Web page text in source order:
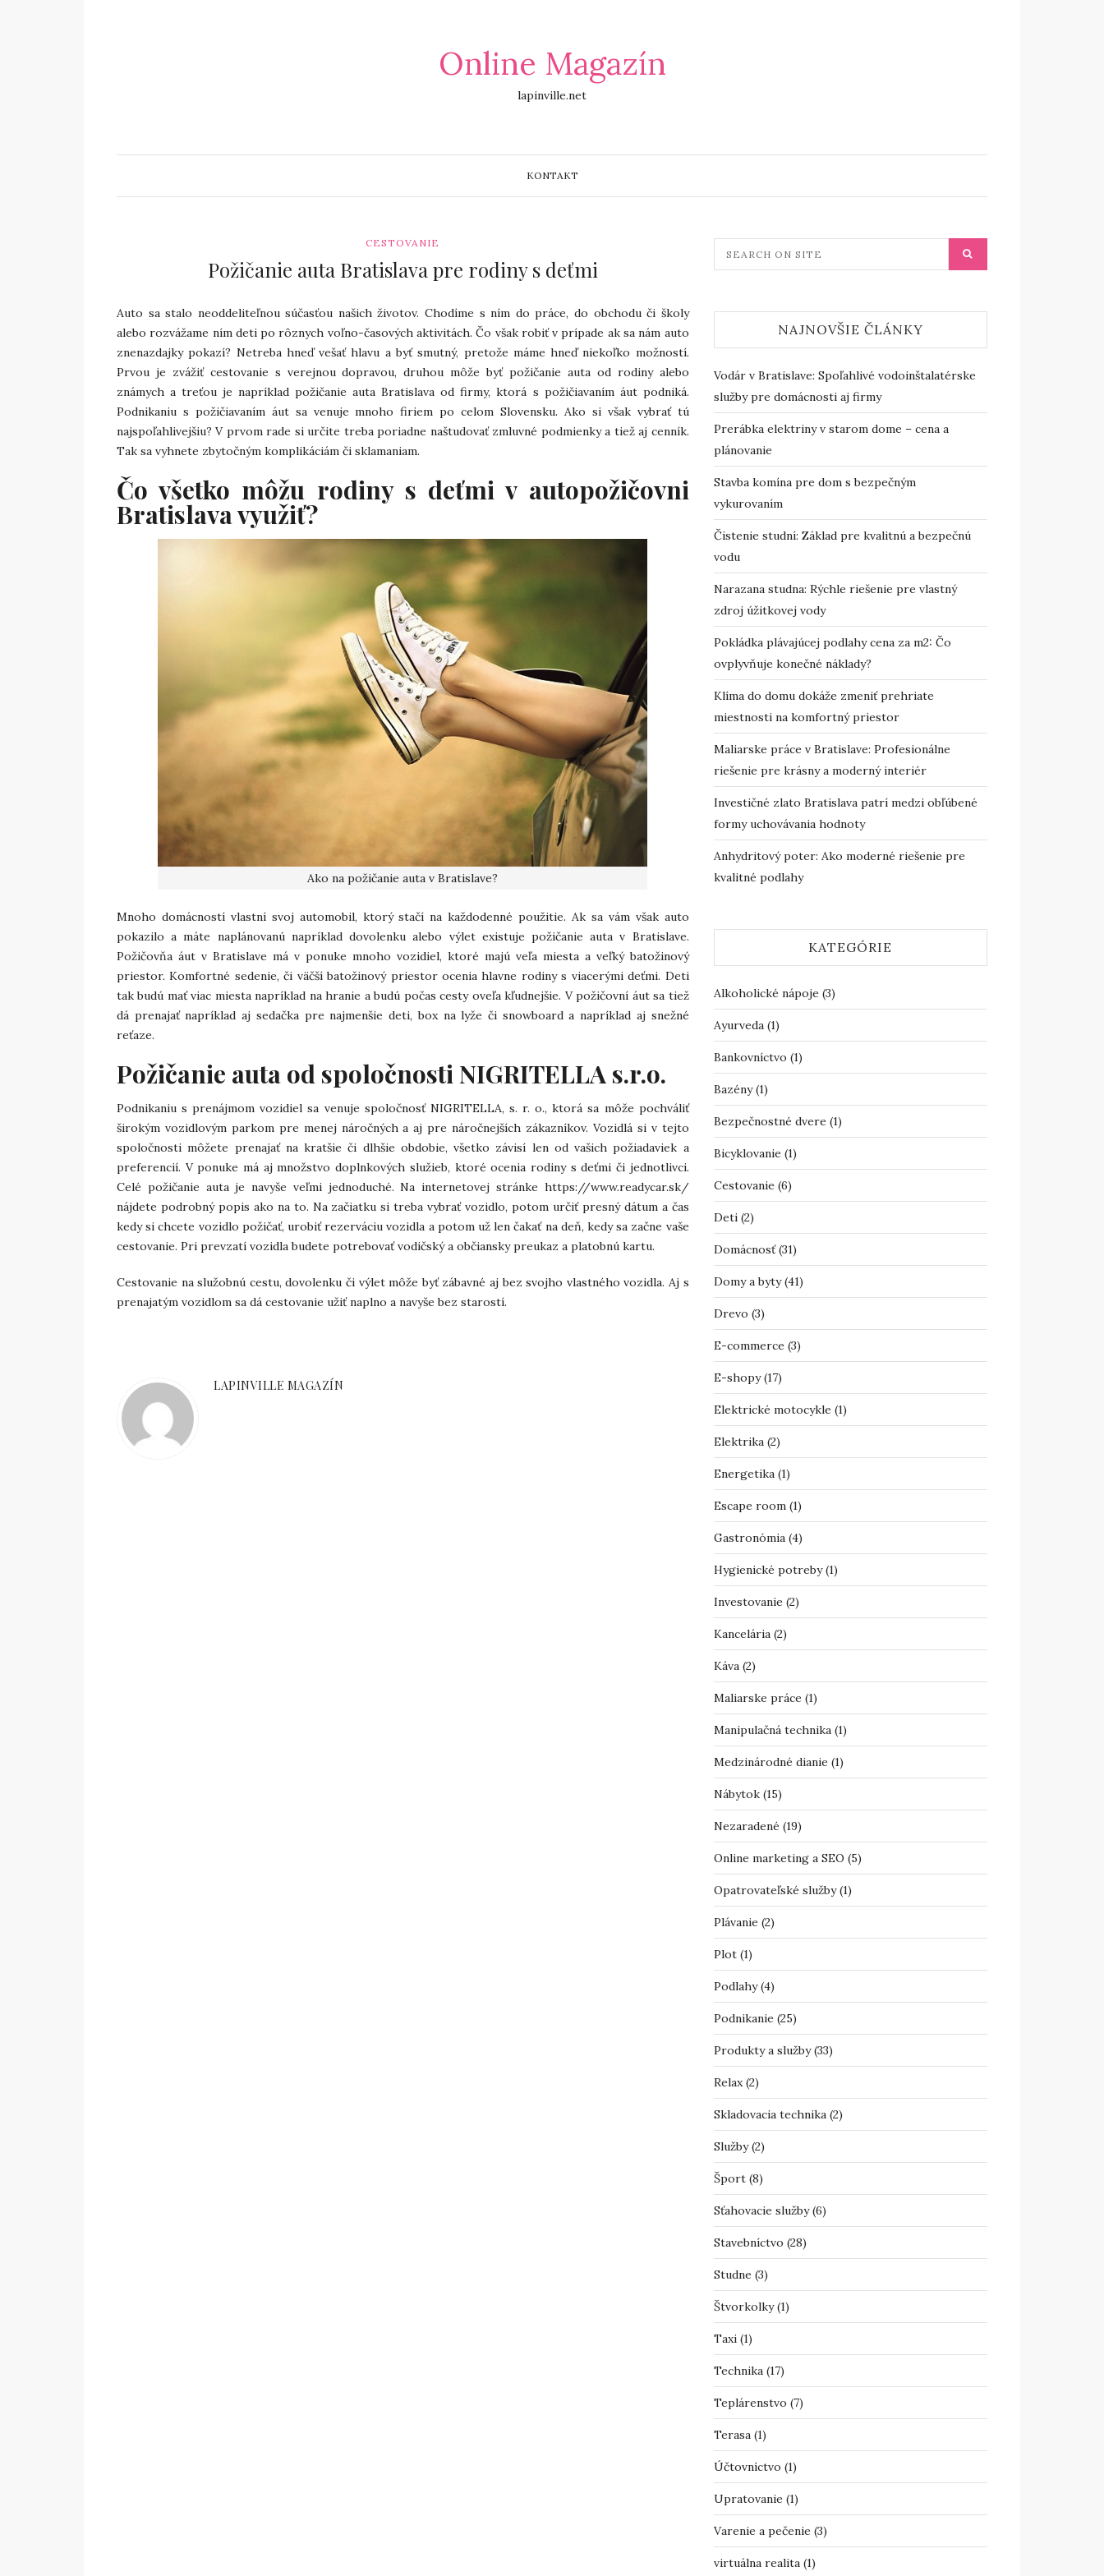
Online Magazín
lapinville.net
KONTAKT
CESTOVANIE
Požičanie auta Bratislava pre rodiny s deťmi
Auto sa stalo neoddeliteľnou súčasťou našich životov. Chodíme s ním do práce, do obchodu či školy
alebo rozvážame ním deti po rôznych voľno-časových aktivitách. Čo však robiť v prípade ak sa nám auto
znenazdajky pokazí? Netreba hneď vešať hlavu a byť smutný, pretože máme hneď niekoľko možností.
Prvou je zvážiť cestovanie s verejnou dopravou, druhou môže byť požičanie auta od rodiny alebo
známych a treťou je napríklad požičanie auta Bratislava od firmy, ktorá s požičiavaním áut podniká.
Podnikaniu s požičiavaním áut sa venuje mnoho firiem po celom Slovensku. Ako si však vybrať tú
najspoľahlivejšiu? V prvom rade si určite treba poriadne naštudovať zmluvné podmienky a tiež aj cenník.
Tak sa vyhnete zbytočným komplikáciám či sklamaniam.
Čo všetko môžu rodiny s deťmi v autopožičovni
Bratislava využiť?
Ako na požičanie auta v Bratislave?
Mnoho domácností vlastní svoj automobil, ktorý stačí na každodenné použitie. Ak sa vám však auto
pokazilo a máte naplánovanú napríklad dovolenku alebo výlet existuje požičanie auta v Bratislave.
Požičovňa áut v Bratislave má v ponuke mnoho vozidiel, ktoré majú veľa miesta a veľký batožinový
priestor. Komfortné sedenie, či väčší batožinový priestor ocenia hlavne rodiny s viacerými deťmi. Deti
tak budú mať viac miesta napríklad na hranie a budú počas cesty oveľa kľudnejšie. V požičovní áut sa tiež
dá prenajať napríklad aj sedačka pre najmenšie deti, box na lyže či snowboard a napríklad aj snežné
reťaze.
Požičanie auta od spoločnosti NIGRITELLA s.r.o.
Podnikaniu s prenájmom vozidiel sa venuje spoločnosť NIGRITELLA, s. r. o., ktorá sa môže pochváliť
širokým vozidlovým parkom pre menej náročných a aj pre náročnejších zákazníkov. Vozidlá si v tejto
spoločnosti môžete prenajať na kratšie či dlhšie obdobie, všetko závisí len od vašich požiadaviek a
preferencií. V ponuke má aj množstvo doplnkových služieb, ktoré ocenia rodiny s deťmi či jednotlivci.
Celé požičanie auta je navyše veľmi jednoduché. Na internetovej stránke https://www.readycar.sk/
nájdete podrobný popis ako na to. Na začiatku si treba vybrať vozidlo, potom určiť presný dátum a čas
kedy si chcete vozidlo požičať, urobiť rezerváciu vozidla a potom už len čakať na deň, kedy sa začne vaše
cestovanie. Pri prevzatí vozidla budete potrebovať vodičský a občiansky preukaz a platobnú kartu.
Cestovanie na služobnú cestu, dovolenku či výlet môže byť zábavné aj bez svojho vlastného vozidla. Aj s
prenajatým vozidlom sa dá cestovanie užiť naplno a navyše bez starostí.
LAPINVILLE MAGAZÍN
NAJNOVŠIE ČLÁNKY
Vodár v Bratislave: Spoľahlivé vodoinštalatérske
služby pre domácnosti aj firmy
Prerábka elektriny v starom dome – cena a
plánovanie
Stavba komína pre dom s bezpečným
vykurovaním
Čistenie studní: Základ pre kvalitnú a bezpečnú
vodu
Narazana studna: Rýchle riešenie pre vlastný
zdroj úžitkovej vody
Pokládka plávajúcej podlahy cena za m2: Čo
ovplyvňuje konečné náklady?
Klíma do domu dokáže zmeniť prehriate
miestnosti na komfortný priestor
Maliarske práce v Bratislave: Profesionálne
riešenie pre krásny a moderný interiér
Investičné zlato Bratislava patrí medzi obľúbené
formy uchovávania hodnoty
Anhydritový poter: Ako moderné riešenie pre
kvalitné podlahy
KATEGÓRIE
Alkoholické nápoje (3)
Ayurveda(1)
Bankovníctvo (1)
Bazény(1)
Bezpečnostné dvere (1)
Bicyklovanie (1)
Cestovanie (6)
Deti(2)
Domácnosť(31)
Domy a byty(41)
Drevo (3)
E-commerce (3)
E-shopy(17)
Elektrické motocykle (1)
Elektrika(2)
Energetika(1)
Escape room(1)
Gastronómia(4)
Hygienické potreby(1)
Investovanie (2)
Kancelária(2)
Káva(2)
Maliarske práce (1)
Manipulačná technika(1)
Medzinárodné dianie (1)
Nábytok(15)
Nezaradené (19)
Online marketing a SEO (5)
Opatrovateľské služby(1)
Plávanie (2)
Plot(1)
Podlahy(4)
Podnikanie (25)
Produkty a služby(33)
Relax(2)
Skladovacia technika(2)
Služby(2)
Šport(8)
Sťahovacie služby(6)
Stavebníctvo (28)
Studne (3)
Štvorkolky(1)
Taxi(1)
Technika(17)
Teplárenstvo (7)
Terasa(1)
Účtovníctvo (1)
Upratovanie (1)
Varenie a pečenie (3)
virtuálna realita(1)